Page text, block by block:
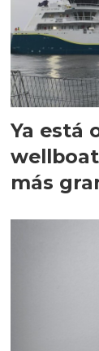
Ya está
más